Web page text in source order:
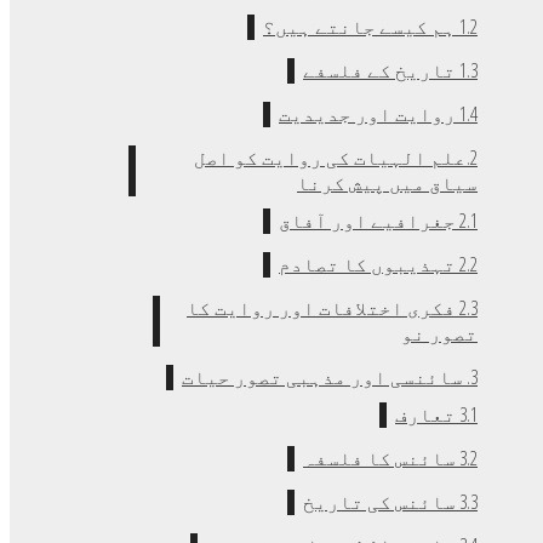
1.2 ہم کیسے جانتے ہیں؟
1.3 تاریخ کے فلسفے
1.4 روایت اور جدیدیت
2.علم الہیات کی روایت کو اصل
سیاق میں پیش کرنا
2.1 جغرافیے اور آفاق
2.2 تہذیبوں کا تصادم
2.3 فکری اختلافات اور روایت کا
تصور نو
3. سائنسی اور مذہبی تصور حیات
3.1 تعارف
3.2 سائنس کا فلسفہ
3.3 سائنس کی تاریخ